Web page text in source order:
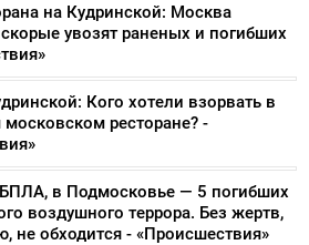
на Кудринской: Москва
скорые увозят раненых и погибших
Кого хотели взорвать в
ресторане? -
в Подмосковье — 5 погибших
воздушного террора. Без жертв,
не обходится - «Происшествия»